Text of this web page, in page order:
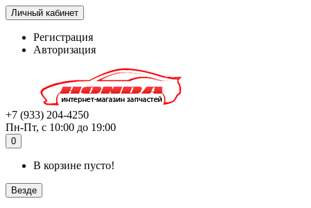
Личный кабинет
Регистрация
Авторизация
+7 (933) 204-4250
Пн-Пт, с 10:00 до 19:00
0
В корзине пусто!
Везде